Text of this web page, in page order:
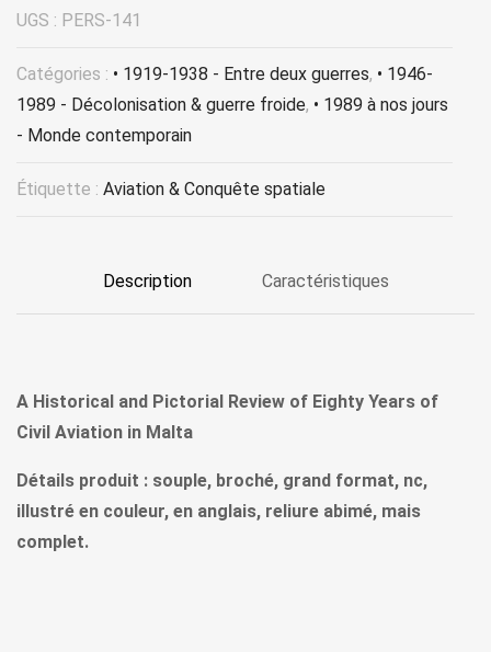
UGS : PERS-141
Catégories : • 1919-1938 - Entre deux guerres, • 1946-
1989 - Décolonisation & guerre froide, • 1989 à nos jours
- Monde contemporain
Étiquette : Aviation & Conquête spatiale
Description Caractéristiques
A Historical and Pictorial Review of Eighty Years of
Civil Aviation in Malta
Détails produit : souple, broché, grand format, nc,
illustré en couleur, en anglais, reliure abimé, mais
complet.